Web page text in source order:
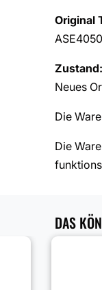
Original
Zustand:
Neues
Die
Die
DAS